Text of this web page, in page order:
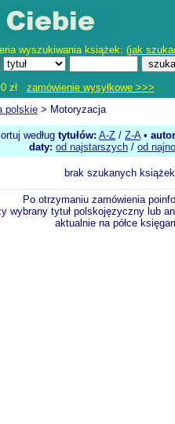
wyszukiwania książek: (jak
zł zamówienie wysyłkowe >>>
polskie > Motoryzacja
według tytułów: A-Z / Z-A•
daty: od najstarszych / od
brak szukanych książek
Po otrzymaniu zamówienia
wybrany tytuł polskojęzyczny lub
aktualnie na półce